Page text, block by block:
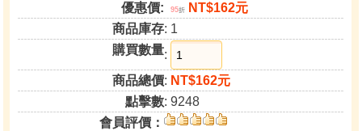
優惠價:
95折
NT$162元
商品庫存: 1
購買數量:
商品總價: NT$162元
點擊數: 9248
會員評價：